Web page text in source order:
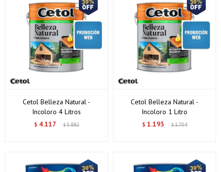
Cetol Belleza Natural -
Incoloro 4 Litros
$ 4.117 $5.882
Cetol Belleza Natural -
Incoloro 1 Litro
$ 1.193 $1.704